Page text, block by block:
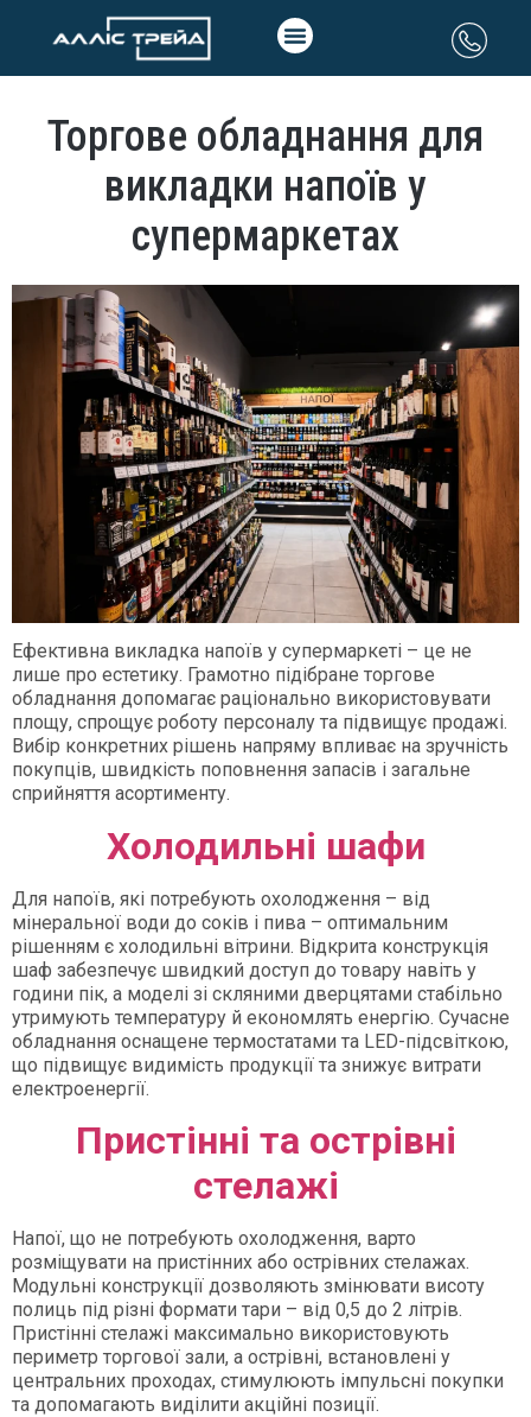
Торгове обладнання для
викладки напоїв у
супермаркетах
Ефективна викладка напоїв у супермаркеті – це не
лише про естетику. Грамотно підібране торгове
обладнання допомагає раціонально використовувати
площу, спрощує роботу персоналу та підвищує продажі.
Вибір конкретних рішень напряму впливає на зручність
покупців, швидкість поповнення запасів і загальне
сприйняття асортименту.
Холодильні шафи
Для напоїв, які потребують охолодження – від
мінеральної води до соків і пива – оптимальним
рішенням є холодильні вітрини. Відкрита конструкція
шаф забезпечує швидкий доступ до товару навіть у
години пік, а моделі зі скляними дверцятами стабільно
утримують температуру й економлять енергію. Сучасне
обладнання оснащене термостатами та LED-підсвіткою,
що підвищує видимість продукції та знижує витрати
електроенергії.
Пристінні та острівні
стелажі
Напої, що не потребують охолодження, варто
розміщувати на пристінних або острівних стелажах.
Модульні конструкції дозволяють змінювати висоту
полиць під різні формати тари – від 0,5 до 2 літрів.
Пристінні стелажі максимально використовують
периметр торгової зали, а острівні, встановлені у
центральних проходах, стимулюють імпульсні покупки
та допомагають виділити акційні позиції.